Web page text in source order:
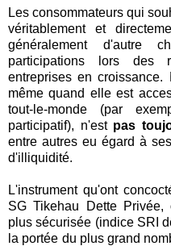
Les consommateurs qui
véritablement et
généralement d'autre
participations lors des
entreprises en croissance.
même quand elle est
tout-le-monde (par
participatif), n'est pas
entre autres eu égard à
d'illiquidité.
L'instrument qu'ont
SG Tikehau Dette Privée,
plus sécurisée (indice SRI
la portée du plus grand